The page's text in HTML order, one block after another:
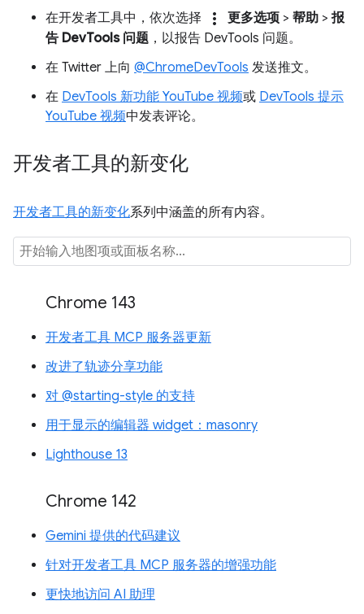
在开发者工具中，依次选择
more_vert 更多选项 > 帮助 > 报
告 DevTools 问题 ，以报告 DevTools 问题。
在 Twitter 上向 @ChromeDevTools 发送推文。
在 DevTools 新功能 YouTube 视频或 DevTools 提示
YouTube 视频中发表评论。
开发者工具的新变化
开发者工具的新变化系列中涵盖的所有内容。
Chrome 143
开发者工具 MCP 服务器更新
改进了轨迹分享功能
对 @starting-style 的支持
用于显示的编辑器 widget：masonry
Lighthouse 13
Chrome 142
Gemini 提供的代码建议
针对开发者工具 MCP 服务器的增强功能
更快地访问 AI 助理